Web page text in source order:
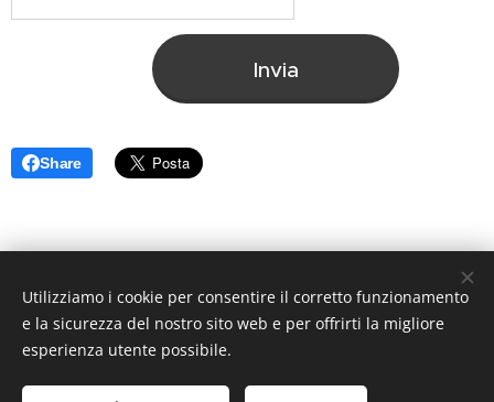
Invia
Share
© 2020 BenedettoFormazione. Tutti i diritti riservati.
creato da Benedetto Alessandro
Lingue
Utilizziamo i cookie per consentire il corretto funzionamento
e la sicurezza del nostro sito web e per offrirti la migliore
esperienza utente possibile.